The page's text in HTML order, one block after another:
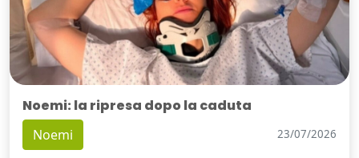
Noemi: la ripresa dopo la caduta
Noemi 23/07/2026